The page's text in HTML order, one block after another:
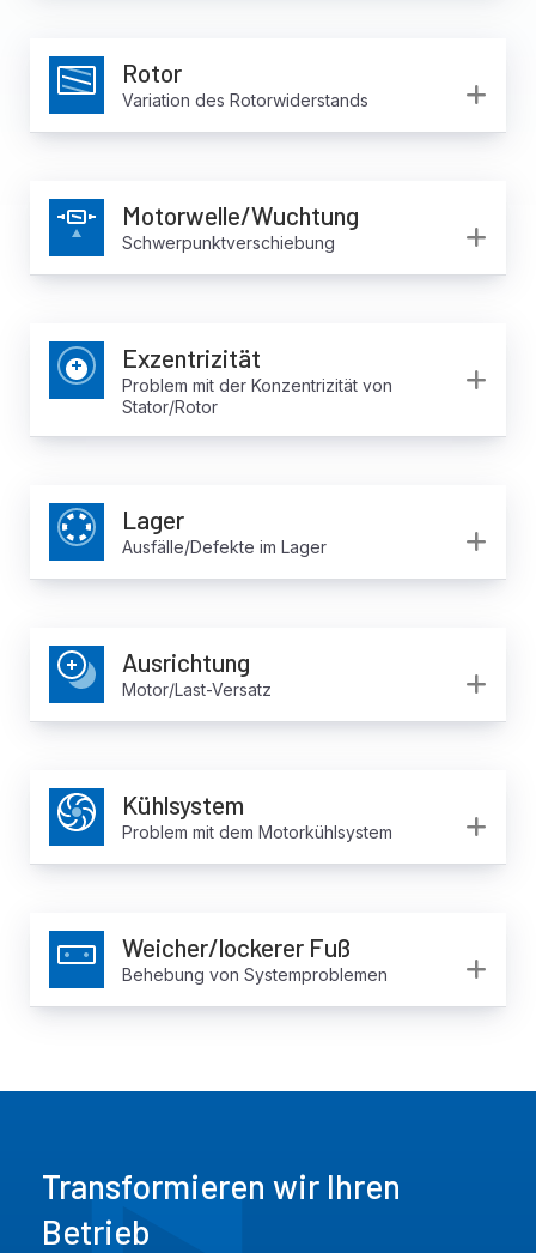
Rotor
Variation des Rotorwiderstands
Motorwelle/Wuchtung
Schwerpunktverschiebung
Exzentrizität
Problem mit der Konzentrizität von
Stator/Rotor
Lager
Ausfälle/Defekte im Lager
Ausrichtung
Motor/Last-Versatz
Kühlsystem
Problem mit dem Motorkühlsystem
Weicher/lockerer Fuß
Behebung von Systemproblemen
Transformieren wir Ihren
Betrieb